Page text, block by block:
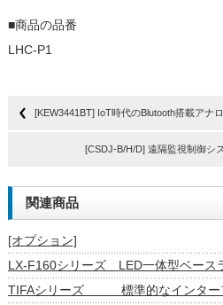
■商品の品番
LHC-P1
[KEW3441BT] IoT時代のBlutooth搭載アナ
[CSDJ-B/H/D] 遠隔監視制御シ
関連商品
[オプション]
LX-F160シリーズ LED一体型ベー
TIFAシリーズ 標準的なインター